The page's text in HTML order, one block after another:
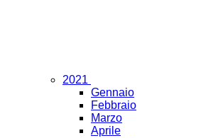
2021
Gennaio
Febbraio
Marzo
Aprile